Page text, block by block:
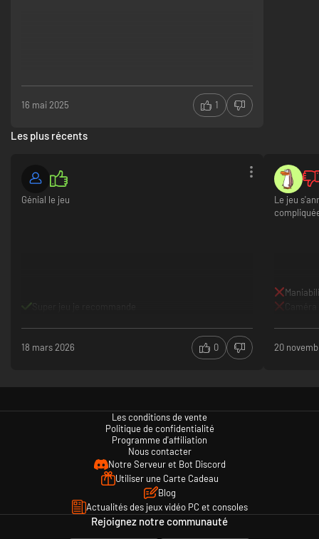
16 mai 2025 1
Les plus récents
Génial le jeu
18 mars 2026 0
Le jeu
20
Les conditions de vente
Politique de confidentialité
Programme d'affiliation
Nous contacter
Notre Serveur et Bot Discord
Utiliser une Carte Cadeau
Blog
Actualités des jeux vidéo PC et consoles
Rejoignez notre communauté